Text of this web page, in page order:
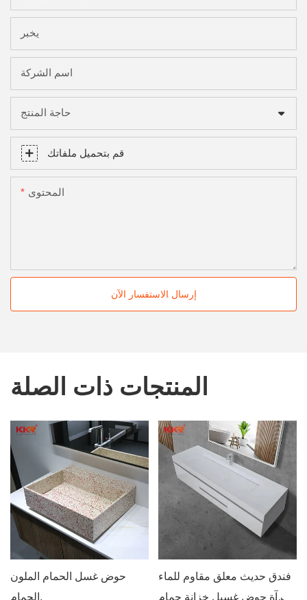
يخبر
اسم الشركة
حاجة المنتج
قم بتحميل ملفاتك
المحتوى
إرسال الاستفسار الآن
المنتجات ذات الصلة
حوض غسل الحمام الملون
الحمام.
فندق حديث معلق مقاوم للماء
مرآة حوض غسيل خزانة حمام